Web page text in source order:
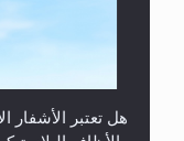
هل تعتبر الأشفار